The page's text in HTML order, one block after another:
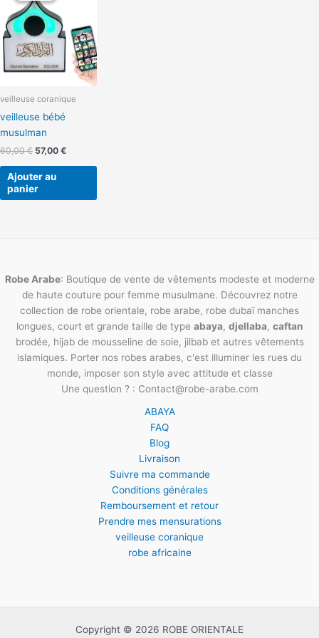
veilleuse coranique
veilleuse bébé
musulman
60,00€
était :
60,00 €.
57,00 €
Ajouter au
panier
Robe Arabe: Boutique de vente de vêtements modeste et moderne
de haute couture pour femme musulmane. Découvrez notre
collection de robe orientale, robe arabe, robe dubaï manches
longues, court et grande taille de type abaya, djellaba, caftan
brodée, hijab de mousseline de soie, jilbab et autres vêtements
islamiques. Porter nos robes arabes, c'est illuminer les rues du
monde, imposer son style avec attitude et classe
Une question ? : Contact@robe-arabe.com
ABAYA
FAQ
Blog
Livraison
Suivre ma commande
Conditions générales
Remboursement et retour
Prendre mes mensurations
veilleuse coranique
robe africaine
Copyright © 2026 ROBE ORIENTALE